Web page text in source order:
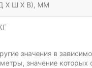
Х Ш Х В), ММ
значения в
значение которых